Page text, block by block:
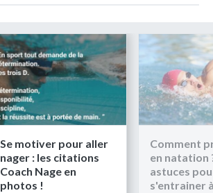
Comment progresser
en natation ? Nos
astuces pour
s'entrainer à la piscine
Se
nager
Coach